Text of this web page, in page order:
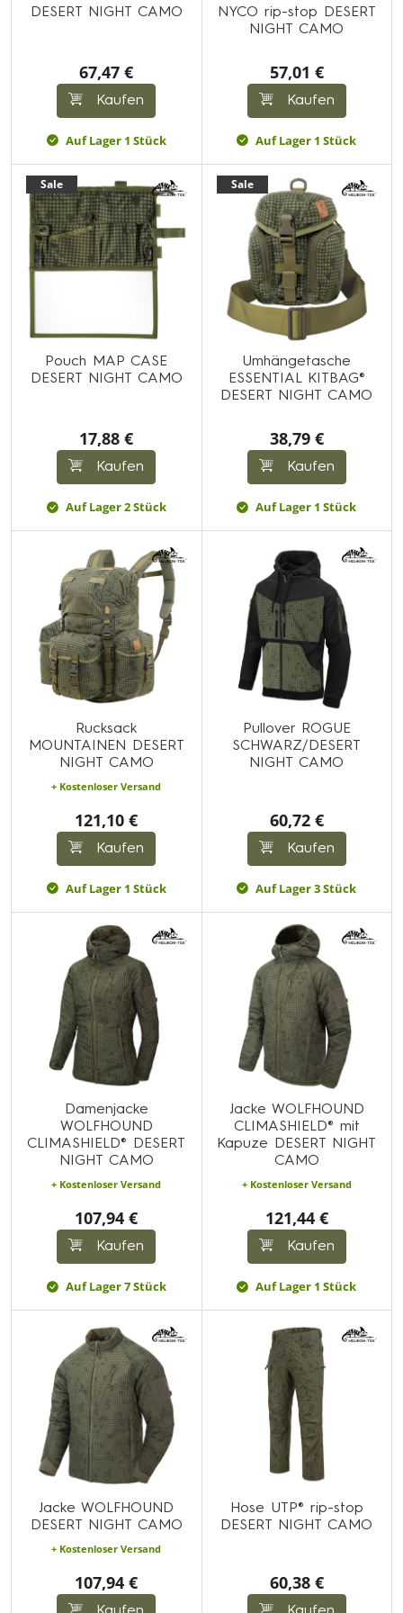
DESERT NIGHT CAMO
67,47 €
Kaufen
Auf Lager 1 Stück
NYCO rip-stop DESERT
NIGHT CAMO
57,01 €
Kaufen
Auf Lager 1 Stück
Sale
Pouch MAP CASE
DESERT NIGHT CAMO
17,88 €
Kaufen
Auf Lager 2 Stück
Sale
Umhängetasche
ESSENTIAL KITBAG®
DESERT NIGHT CAMO
38,79 €
Kaufen
Auf Lager 1 Stück
Rucksack
MOUNTAINEN DESERT
NIGHT CAMO
+ Kostenloser Versand
121,10 €
Kaufen
Auf Lager 1 Stück
Pullover ROGUE
SCHWARZ/DESERT
NIGHT CAMO
60,72 €
Kaufen
Auf Lager 3 Stück
Damenjacke
WOLFHOUND
CLIMASHIELD® DESERT
NIGHT CAMO
+ Kostenloser Versand
107,94 €
Kaufen
Auf Lager 7 Stück
Jacke WOLFHOUND
CLIMASHIELD® mit
Kapuze DESERT NIGHT
CAMO
+ Kostenloser Versand
121,44 €
Kaufen
Auf Lager 1 Stück
Jacke WOLFHOUND
DESERT NIGHT CAMO
+ Kostenloser Versand
107,94 €
Hose UTP® rip-stop
DESERT NIGHT CAMO
60,38 €